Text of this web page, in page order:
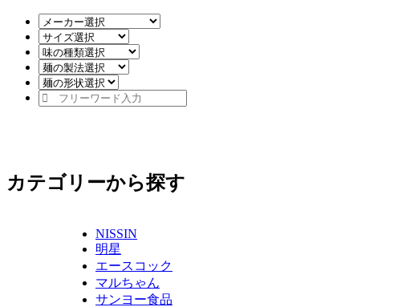
カテゴリーから探す
NISSIN
明星
エースコック
マルちゃん
サンヨー食品